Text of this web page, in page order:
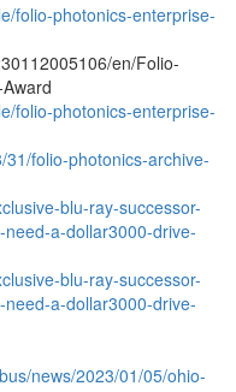
folio-photonics-enterprise-
en/Folio-
folio-photonics-enterprise-
folio-photonics-archive-
blu-ray-successor-
a-dollar3000-drive-
blu-ray-successor-
a-dollar3000-drive-
news/2023/01/05/ohio-